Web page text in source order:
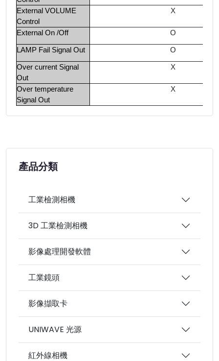
External VOLUME
Control
X
External On /Off O
LAMP Fail Signal Out O
Over current Signal
Out
X
Over temperature
Signal Out
X
產品分類
工業檢測相機
3D 工業檢測相機
影像處理開發軟體
工業鏡頭
影像擷取卡
UNIWAVE 光源
紅外線相機